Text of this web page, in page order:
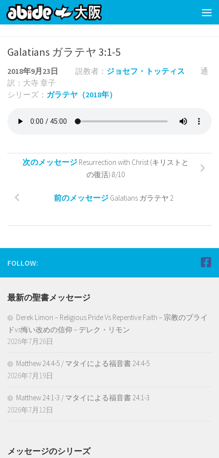
コンテンツの下
Galatians ガラテヤ 3:1-5
2018年9月23日 説教者： ジョセフ・トッティス
通
訳：大寺 章子
シリーズ： ガラテヤ（2018年）
次のメッセージ Resurrection with Christ (キリストと
の復活) 8/10
前のメッセージ Galatians ガラテヤ 2
FOLLOW:
最新の聖書メッセージ
Derek Limon – Religious Pride Vs Repentive Faith – 宗教のプライ
ドvs悔い改めの信仰 – デレク・リモン
2026年7月26日
Matthew 24:4-5 / マタイによる福音書 24:4-5
2026年7月19日
Matthew 24:1-3 / マタイによる福音書 24:1-3
2026年7月12日
メッセージのシリーズ